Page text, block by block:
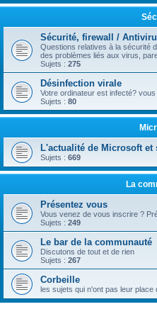
Sécurité, firewall /
Questions relatives à la sécurité
des problèmes liés aux virus,
Sujets : 275
Désinfection virale
Votre ordinateur est infecté?
Sujets : 80
L'actualité de Microsoft et
Sujets : 669
La
Présentez vous
Vous venez de vous inscrire ?
Sujets : 249
Le bar de la communauté
Discutons de tout et de rien
Sujets : 267
Corbeille
les sujets qui n'ont pas leur place